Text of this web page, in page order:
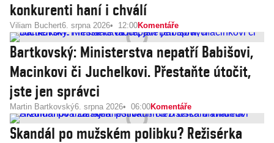
konkurenti haní i chválí
Viliam Buchert6. srpna 2026 12:00Komentáře
Bartkovský: Ministerstva nepatří Babišovi,
Macinkovi či Juchelkovi. Přestaňte útočit,
jste jen správci
Martin Bartkovský6. srpna 2026 06:00Komentáře
Skandál po mužském polibku? Režisérka